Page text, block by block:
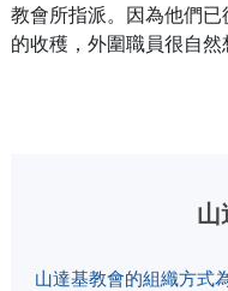
教會所指派。因為他們
的收穫，外圍職員很自
山達基教會的組織方式